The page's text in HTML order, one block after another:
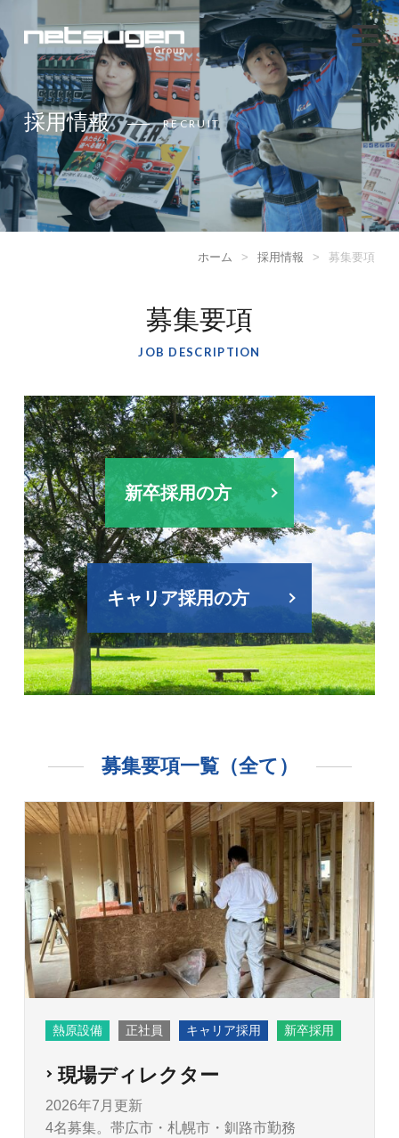
採用情報 RECRUIT
ホーム > 採用情報 > 募集要項
募集要項
JOB DESCRIPTION
新卒採用の方
キャリア採用の方
募集要項一覧（全て）
熱原設備 正社員 キャリア採用 新卒採用
現場ディレクター
2026年7月更新
4名募集。帯広市・札幌市・釧路市勤務